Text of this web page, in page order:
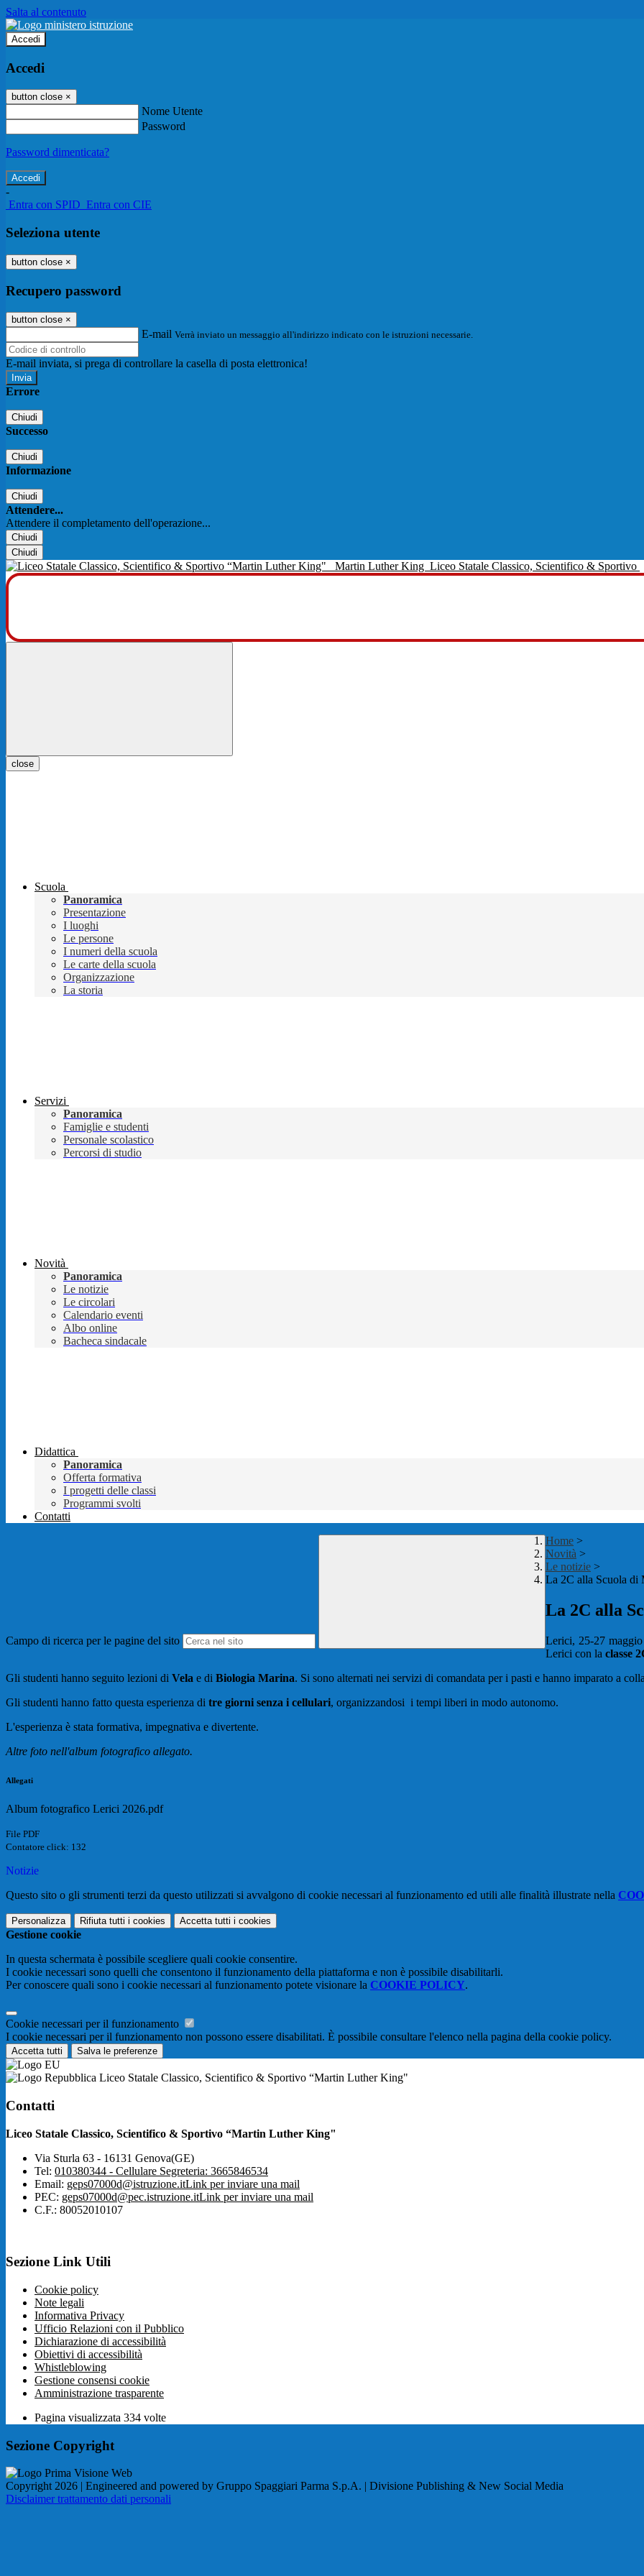
Salta al contenuto
Accedi
Accedi
button close ×
Nome Utente
Password
Password dimenticata?
-
Entra con SPID Entra con CIE
Seleziona utente
button close ×
Recupero password
button close ×
E-mail Verrà inviato un messaggio all'indirizzo indicato con le istruzioni necessarie.
E-mail inviata, si prega di controllare la casella di posta elettronica!
Errore
Chiudi
Successo
Chiudi
Informazione
Chiudi
Attendere...
Attendere il completamento dell'operazione...
Chiudi
Chiudi
Martin Luther King Liceo Statale Classico, Scientifico & Sportivo
close
Scuola
Panoramica
Presentazione
I luoghi
Le persone
I numeri della scuola
Le carte della scuola
Organizzazione
La storia
Servizi
Panoramica
Famiglie e studenti
Personale scolastico
Percorsi di studio
Novità
Panoramica
Le notizie
Le circolari
Calendario eventi
Albo online
Bacheca sindacale
Didattica
Panoramica
Offerta formativa
I progetti delle classi
Programmi svolti
Contatti
Campo di ricerca per le pagine del sito
Home >
Novità >
Le notizie >
La 2C alla Scuola di
La 2C alla
Lerici, 25-27
Lerici con la classe
Gli studenti hanno seguito lezioni di Vela e di Biologia Marina. Si sono alternati nei servizi di comandata per i pasti e hanno imparato a
Gli studenti hanno fatto questa esperienza di tre giorni senza i cellulari, organizzandosi i tempi liberi in modo autonomo.
L'esperienza è stata formativa, impegnativa e divertente.
Altre foto nell'album fotografico allegato.
Allegati
Album fotografico Lerici 2026.pdf
File PDF
Contatore click: 132
Notizie
Questo sito o gli strumenti terzi da questo utilizzati si avvalgono di cookie necessari al funzionamento ed utili alle finalità illustrate nella
Personalizza Rifiuta tutti i cookies Accetta tutti i cookies
Gestione cookie
In questa schermata è possibile scegliere quali cookie consentire.
I cookie necessari sono quelli che consentono il funzionamento della piattaforma e non è possibile disabilitarli.
Per conoscere quali sono i cookie necessari al funzionamento potete visionare la COOKIE POLICY.
Cookie necessari per il funzionamento
I cookie necessari per il funzionamento non possono essere disabilitati. È possibile consultare l'elenco nella pagina della cookie policy.
Accetta tutti Salva le preferenze
Liceo Statale Classico, Scientifico & Sportivo “Martin Luther King"
Contatti
Liceo Statale Classico, Scientifico & Sportivo “Martin Luther King"
Via Sturla 63 - 16131 Genova(GE)
Tel: 010380344 - Cellulare Segreteria: 3665846534
Email: geps07000d@istruzione.itLink per inviare una mail
PEC: geps07000d@pec.istruzione.itLink per inviare una mail
C.F.: 80052010107
Sezione Link Utili
Cookie policy
Note legali
Informativa Privacy
Ufficio Relazioni con il Pubblico
Dichiarazione di accessibilità
Obiettivi di accessibilità
Whistleblowing
Gestione consensi cookie
Amministrazione trasparente
Pagina visualizzata 334 volte
Sezione Copyright
Copyright 2026 | Engineered and powered by Gruppo Spaggiari Parma S.p.A. | Divisione Publishing & New Social Media
Disclaimer trattamento dati personali